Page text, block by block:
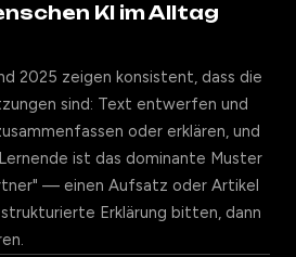
KI im Alltag
2025 zeigen konsistent, dass die
sind: Text entwerfen und
oder erklären, und
ist das dominante Muster
— einen Aufsatz oder Artikel
Erklärung bitten, dann